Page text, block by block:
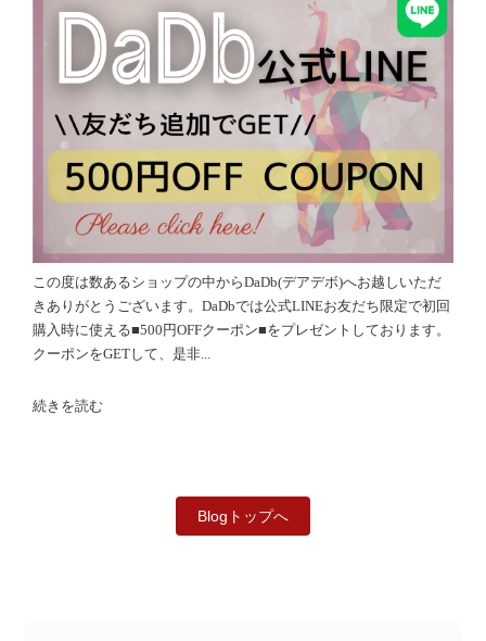
この度は数あるショップの中からDaDb(デアデボ)へお越しいただ
きありがとうございます。DaDbでは公式LINEお友だち限定で初回
購入時に使える■500円OFFクーポン■をプレゼントしております。
クーポンをGETして、是非...
続きを読む
Blogトップへ